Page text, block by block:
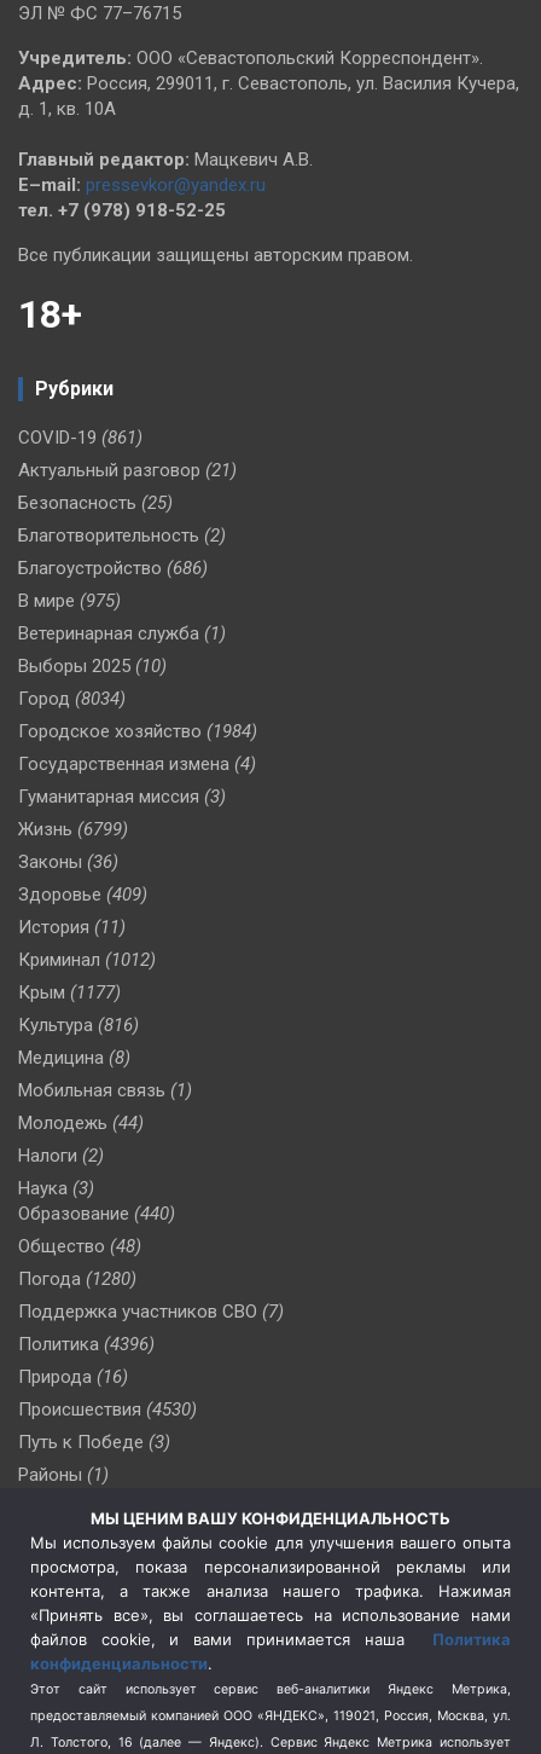
ЭЛ № ФС 77–76715
Учредитель: ООО «Севастопольский Корреспондент».
Адрес: Россия, 299011, г. Севастополь, ул. Василия Кучера,
д. 1, кв. 10А
Главный редактор: Мацкевич А.В.
E–mail: pressevkor@yandex.ru
тел. +7 (978) 918-52-25
Все публикации защищены авторским правом.
18+
Рубрики
COVID-19 (861)
Актуальный разговор (21)
Безопасность (25)
Благотворительность (2)
Благоустройство (686)
В мире (975)
Ветеринарная служба (1)
Выборы 2025 (10)
Город (8034)
Городское хозяйство (1984)
Государственная измена (4)
Гуманитарная миссия (3)
Жизнь (6799)
Законы (36)
Здоровье (409)
История (11)
Криминал (1012)
Крым (1177)
Культура (816)
Медицина (8)
Мобильная связь (1)
Молодежь (44)
Налоги (2)
Наука (3)
Образование (440)
Общество (48)
Погода (1280)
Поддержка участников СВО (7)
Политика (4396)
Природа (16)
Происшествия (4530)
Путь к Победе (3)
Районы (1)
(509)
Сельское хозяйство (3)
Социальная политика
(3)
Спецоперация в Украине
Спецоперация на Украине
(404)
Спорт (740)
Терроризм (1)
МЫ ЦЕНИМ ВАШУ КОНФИДЕНЦИАЛЬНОСТЬ
Мы используем файлы cookie для улучшения вашего опыта
просмотра, показа персонализированной рекламы или
контента, а также анализа нашего трафика. Нажимая
«Принять все», вы соглашаетесь на использование нами
файлов cookie, и вами принимается наша Политика
конфиденциальности.
Этот сайт использует сервис веб-аналитики Яндекс Метрика,
предоставляемый компанией ООО «ЯНДЕКС», 119021, Россия, Москва, ул.
Л. Толстого, 16 (далее — Яндекс). Сервис Яндекс Метрика использует